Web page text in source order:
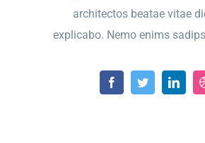
architectos beatae vitae
explicabo. Nemo enims